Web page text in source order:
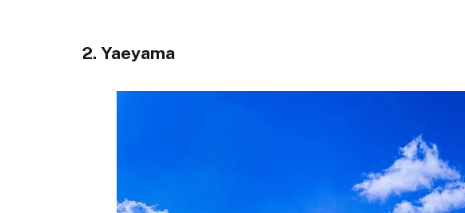
2. Yaeyama